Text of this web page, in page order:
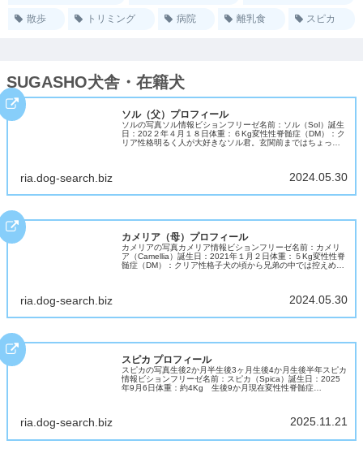
散歩 トリミング 病院 離乳食 スピカ
SUGASHO犬舎・在籍犬
ソル（父）プロフィール
ソルの写真ソル情報ビションフリーゼ名前：ソル（Sol）誕生
日：202２年４月１８日体重：６Kg変性性脊髄症（DM）：ク
リア性格明るく人が大好きなソル君。玄関前まではちょっぴ
ria.dog-search.biz 2024.05.30
カメリア（母）プロフィール
カメリアの写真カメリア情報ビションフリーゼ名前：カメリ
ア（Camellia）誕生日：2021年１月２日体重：５Kg変性性脊
髄症（DM）：クリア性格子犬の頃から兄弟の中では控えめだ
ria.dog-search.biz 2024.05.30
スピカ プロフィール
スピカの写真生後2か月半生後3ヶ月生後4か月生後半年スピカ
情報ビションフリーゼ名前：スピカ（Spica）誕生日：2025
年9月6日体重：約4Kg 生後9か月現在変性性脊髄症
ria.dog-search.biz 2025.11.21